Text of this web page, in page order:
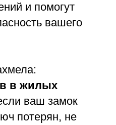
и помогут
вашего
в жилых
ваш замок
потерян, не